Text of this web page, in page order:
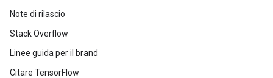
Note di rilascio
Stack Overflow
Linee guida per il brand
Citare TensorFlow